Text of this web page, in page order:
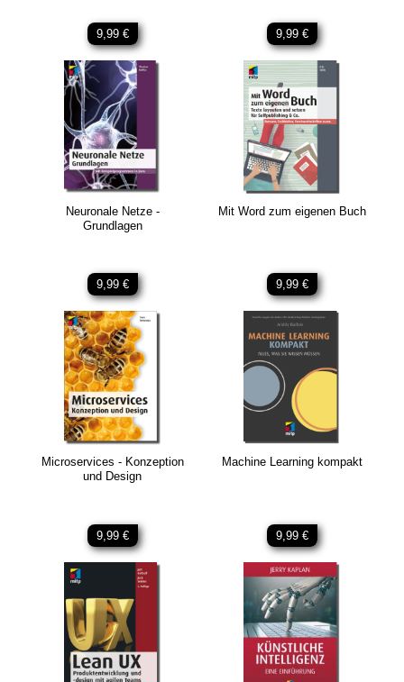
9,99 € 9,99 €
Neuronale Netze -
Grundlagen
9,99 €
Mit Word zum eigenen Buch
9,99 €
Microservices - Konzeption
und Design
9,99 €
Machine Learning kompakt
9,99 €